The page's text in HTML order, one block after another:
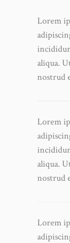
Lorem
aliqua.
nostrud
Lorem
aliqua.
nostrud
Lorem